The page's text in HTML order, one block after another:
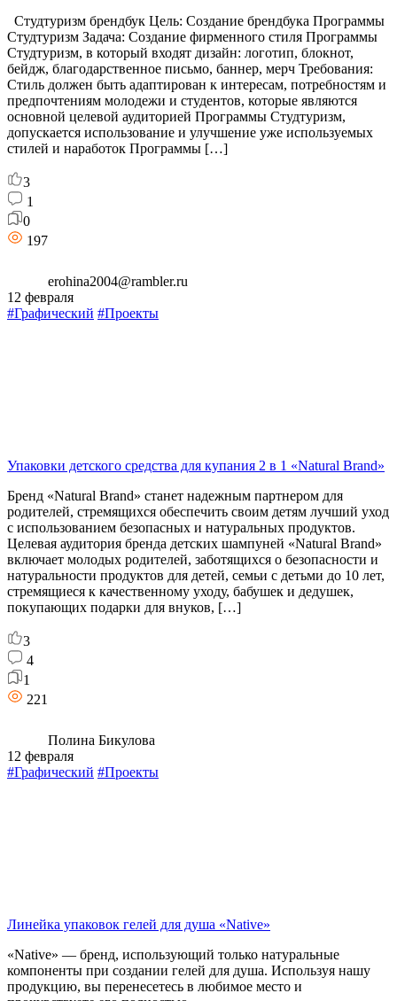
Студтуризм брендбук Цель: Создание брендбука Программы
Студтуризм Задача: Создание фирменного стиля Программы
Студтуризм, в который входят дизайн: логотип, блокнот,
бейдж, благодарственное письмо, баннер, мерч Требования:
Стиль должен быть адаптирован к интересам, потребностям и
предпочтениям молодежи и студентов, которые являются
основной целевой аудиторией Программы Студтуризм,
допускается использование и улучшение уже используемых
стилей и наработок Программы […]
3
1
0
197
erohina2004@rambler.ru
12 февраля
#Графический #Проекты
Упаковки детского средства для купания 2 в 1 «Natural Brand»
Бренд «Natural Brand» станет надежным партнером для
родителей, стремящихся обеспечить своим детям лучший уход
с использованием безопасных и натуральных продуктов.
Целевая аудитория бренда детских шампуней «Natural Brand»
включает молодых родителей, заботящихся о безопасности и
натуральности продуктов для детей, семьи с детьми до 10 лет,
стремящиеся к качественному уходу, бабушек и дедушек,
покупающих подарки для внуков, […]
3
4
1
221
Полина Бикулова
12 февраля
#Графический #Проекты
Линейка упаковок гелей для душа «Native»
«Native» — бренд, использующий только натуральные
компоненты при создании гелей для душа. Используя нашу
продукцию, вы перенесетесь в любимое место и